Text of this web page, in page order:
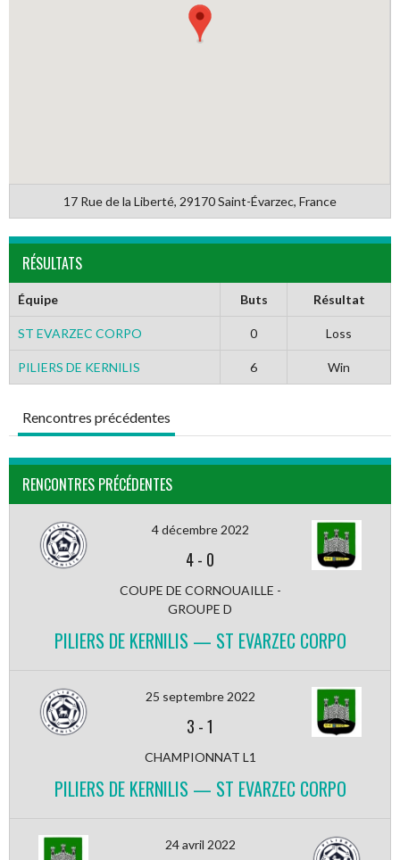
17 Rue de la Liberté, 29170 Saint-Évarzec, France
RÉSULTATS
Équipe Buts Résultat
ST EVARZEC CORPO 0 Loss
PILIERS DE KERNILIS 6 Win
Rencontres précédentes
RENCONTRES PRÉCÉDENTES
4 décembre 2022
4- 0
COUPE DE CORNOUAILLE -
GROUPE D
PILIERS DE KERNILIS — ST EVARZEC CORPO
25 septembre 2022
3 -1
CHAMPIONNAT L1
PILIERS DE KERNILIS — ST EVARZEC CORPO
24 avril 2022